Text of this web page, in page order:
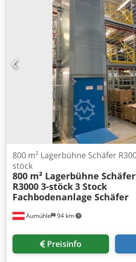
Aumühle 94 km
800 m² Lagerbühne Schäfer
stöck
800 m² Lagerbühne Schäfer
R3000 3-stöck3 Stock
Fachbodenanlage Schäfer
Preisinfo